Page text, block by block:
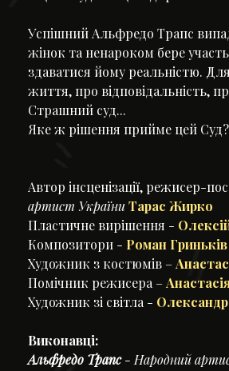
Успішний Альфредо Трапс
жінок та ненароком бере
здаватися йому реальністю.
життя, про відповідальність,
Страшний суд...
Яке ж рішення прийме цей
Автор інсценізації, режисер-
артист України Тарас Жирко
Пластичне вирішення -
Композитори - Роман
Художник з костюмів –
Помічник режисера –
Художник зі світла -
Виконавці:
Альфредо Трапс- Народний